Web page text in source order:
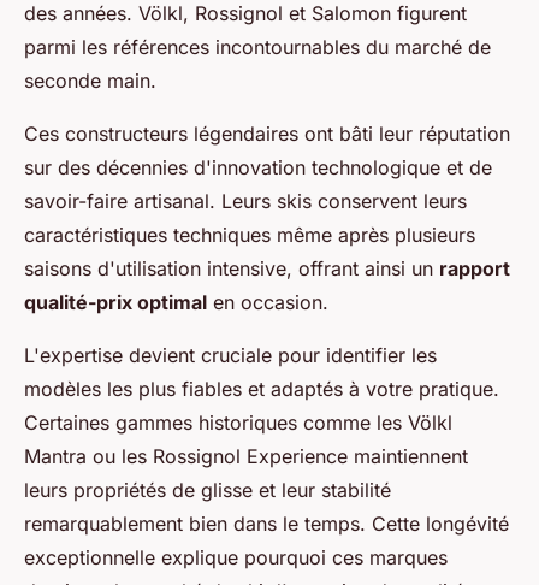
des années. Völkl, Rossignol et Salomon figurent
parmi les références incontournables du marché de
seconde main.
Ces constructeurs légendaires ont bâti leur réputation
sur des décennies d'innovation technologique et de
savoir-faire artisanal. Leurs skis conservent leurs
caractéristiques techniques même après plusieurs
saisons d'utilisation intensive, offrant ainsi un rapport
qualité-prix optimal en occasion.
L'expertise devient cruciale pour identifier les
modèles les plus fiables et adaptés à votre pratique.
Certaines gammes historiques comme les Völkl
Mantra ou les Rossignol Experience maintiennent
leurs propriétés de glisse et leur stabilité
remarquablement bien dans le temps. Cette longévité
exceptionnelle explique pourquoi ces marques